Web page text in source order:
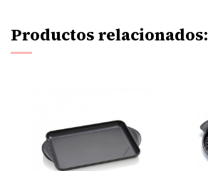
Productos relacionados: